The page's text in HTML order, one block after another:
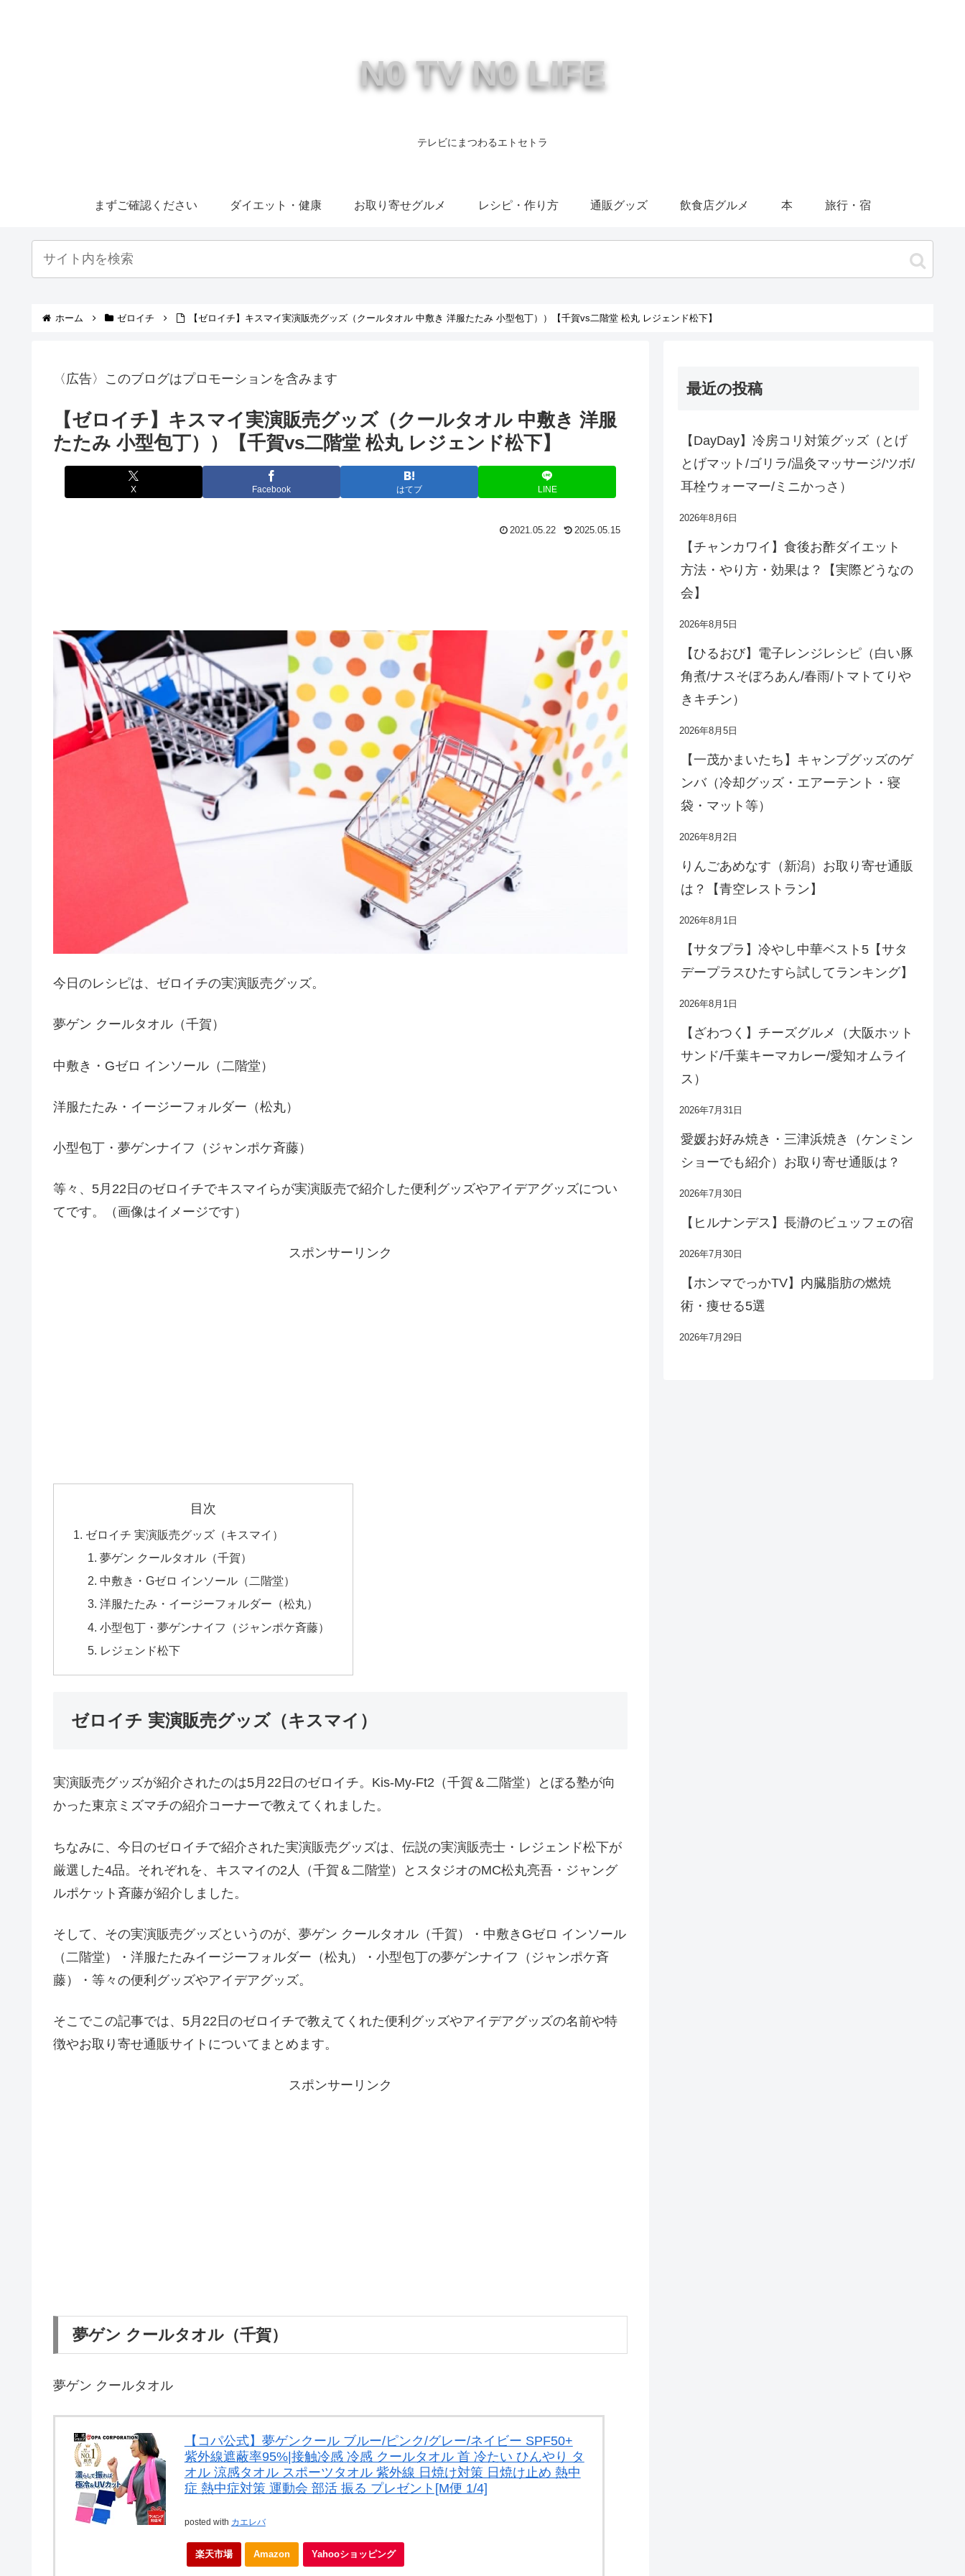
N0 TV N0 LIFE
テレビにまつわるエトセトラ
まずご確認ください ダイエット・健康 お取り寄せグルメ レシピ・作り方 通販グッズ 飲食店グルメ 本 旅行・宿
ホーム ゼロイチ 【ゼロイチ】キスマイ実演販売グッズ（クールタオル 中敷き 洋服たたみ 小型包丁））【千賀vs二階堂 松丸 レジェンド松下】
〈広告〉このブログはプロモーションを含みます
【ゼロイチ】キスマイ実演販売グッズ（クールタオル 中敷き 洋服
たたみ 小型包丁））【千賀vs二階堂 松丸 レジェンド松下】
X Facebook はてブ LINE
2021.05.22 2025.05.15
今日のレシピは、ゼロイチの実演販売グッズ。
夢ゲン クールタオル（千賀）
中敷き・Gゼロ インソール（二階堂）
洋服たたみ・イージーフォルダー（松丸）
小型包丁・夢ゲンナイフ（ジャンポケ斉藤）
等々、5月22日のゼロイチでキスマイらが実演販売で紹介した便利グッズやアイデアグッズについ
てです。（画像はイメージです）
スポンサーリンク
目次
ゼロイチ 実演販売グッズ（キスマイ）
夢ゲン クールタオル（千賀）
中敷き・Gゼロ インソール（二階堂）
洋服たたみ・イージーフォルダー（松丸）
小型包丁・夢ゲンナイフ（ジャンポケ斉藤）
レジェンド松下
ゼロイチ 実演販売グッズ（キスマイ）
実演販売グッズが紹介されたのは5月22日のゼロイチ。Kis-My-Ft2（千賀＆二階堂）とぼる塾が向
かった東京ミズマチの紹介コーナーで教えてくれました。
ちなみに、今日のゼロイチで紹介された実演販売グッズは、伝説の実演販売士・レジェンド松下が
厳選した4品。それぞれを、キスマイの2人（千賀＆二階堂）とスタジオのMC松丸亮吾・ジャング
ルポケット斉藤が紹介しました。
そして、その実演販売グッズというのが、夢ゲン クールタオル（千賀）・中敷きGゼロ インソール
（二階堂）・洋服たたみイージーフォルダー（松丸）・小型包丁の夢ゲンナイフ（ジャンポケ斉
藤）・等々の便利グッズやアイデアグッズ。
そこでこの記事では、5月22日のゼロイチで教えてくれた便利グッズやアイデアグッズの名前や特
徴やお取り寄せ通販サイトについてまとめます。
スポンサーリンク
夢ゲン クールタオル（千賀）
夢ゲン クールタオル
【コパ公式】夢ゲンクール ブルー/ピンク/グレー/ネイビー SPF50+
紫外線遮蔽率95%|接触冷感 冷感 クールタオル 首 冷たい ひんやり タ
オル 涼感タオル スポーツタオル 紫外線 日焼け対策 日焼け止め 熱中
症 熱中症対策 運動会 部活 振る プレゼント[M便 1/4]
posted with カエレバ
楽天市場 Amazon Yahooショッピング
最近の投稿
【DayDay】冷房コリ対策グッズ（とげ
とげマット/ゴリラ/温灸マッサージ/ツボ/
耳栓ウォーマー/ミニかっさ）
2026年8月6日
【チャンカワイ】食後お酢ダイエット
方法・やり方・効果は？【実際どうなの
会】
2026年8月5日
【ひるおび】電子レンジレシピ（白い豚
角煮/ナスそぼろあん/春雨/トマトてりや
きキチン）
2026年8月5日
【一茂かまいたち】キャンプグッズのゲ
ンバ（冷却グッズ・エアーテント・寝
袋・マット等）
2026年8月2日
りんごあめなす（新潟）お取り寄せ通販
は？【青空レストラン】
2026年8月1日
【サタプラ】冷やし中華ベスト5【サタ
デープラスひたすら試してランキング】
2026年8月1日
【ざわつく】チーズグルメ（大阪ホット
サンド/千葉キーマカレー/愛知オムライ
ス）
2026年7月31日
愛媛お好み焼き・三津浜焼き（ケンミン
ショーでも紹介）お取り寄せ通販は？
2026年7月30日
【ヒルナンデス】長瀞のビュッフェの宿
2026年7月30日
【ホンマでっかTV】内臓脂肪の燃焼
術・痩せる5選
2026年7月29日